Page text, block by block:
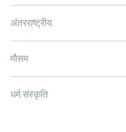
अंतरराष्ट्रीय
मौसम
धर्म संस्कृति